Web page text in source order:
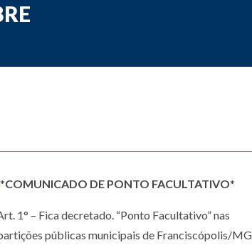
*COMUNICADO DE PONTO FACULTATIVO*
1° – Fica decretado. “Ponto Facultativo” nas
públicas municipais de Franciscópolis/